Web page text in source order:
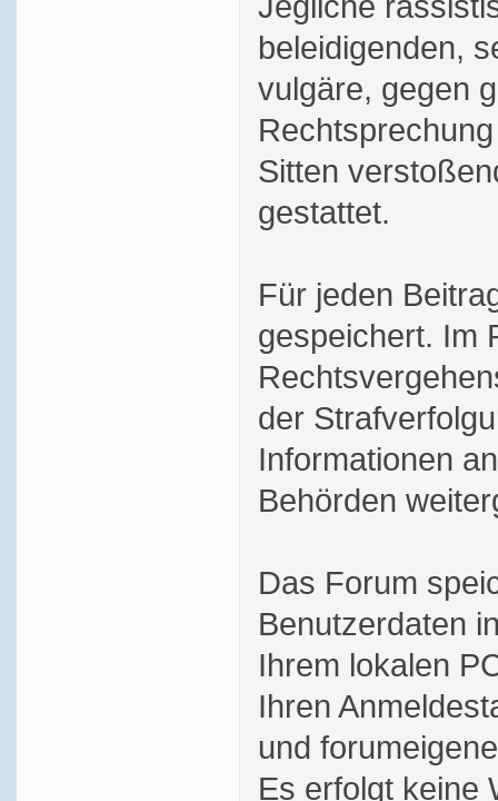
beleidigenden,
vulgäre, gegen
Sitten
gestattet.
Für jeden
gespeichert. Im
der
Informationen
Behörden
Das Forum
Benutzerdaten
Ihrem lokalen
Ihren
und
Es erfolgt keine